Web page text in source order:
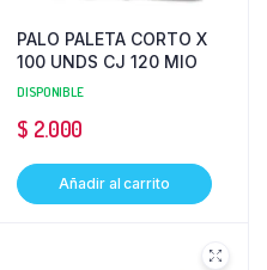
PALO PALETA CORTO X
100 UNDS CJ 120 MIO
DISPONIBLE
$ 2.000
Añadir al carrito